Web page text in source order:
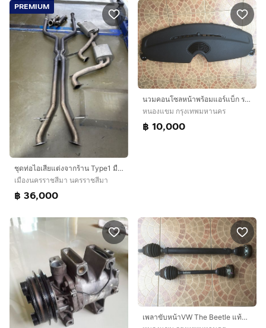
PREMIUM
ชุดท่อไอเสียแต่งจากร้าน Type1 มือสอง สภาพดี ใส่ C43 Coupe
เมืองนครราชสีมา นครราชสีมา
฿ 36,000
นวมคอนโซลหน้าพร้อมแอร์แบ็ก รถMINI Cooper S r56
หนองแขม กรุงเทพมหานคร
฿ 10,000
เพลาขับหน้าVW The Beetle แท้มือสองญี่ปุ่น